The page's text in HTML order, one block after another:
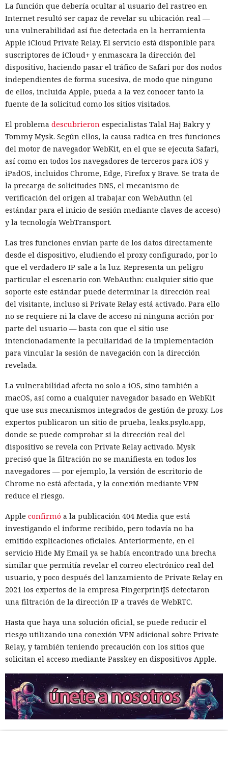
La función que debería ocultar al usuario del rastreo en
Internet resultó ser capaz de revelar su ubicación real —
una vulnerabilidad así fue detectada en la herramienta
Apple iCloud Private Relay. El servicio está disponible para
suscriptores de iCloud+ y enmascara la dirección del
dispositivo, haciendo pasar el tráfico de Safari por dos nodos
independientes de forma sucesiva, de modo que ninguno
de ellos, incluida Apple, pueda a la vez conocer tanto la
fuente de la solicitud como los sitios visitados.
El problema descubrieron especialistas Talal Haj Bakry y
Tommy Mysk. Según ellos, la causa radica en tres funciones
del motor de navegador WebKit, en el que se ejecuta Safari,
así como en todos los navegadores de terceros para iOS y
iPadOS, incluidos Chrome, Edge, Firefox y Brave. Se trata de
la precarga de solicitudes DNS, el mecanismo de
verificación del origen al trabajar con WebAuthn (el
estándar para el inicio de sesión mediante claves de acceso)
y la tecnología WebTransport.
Las tres funciones envían parte de los datos directamente
desde el dispositivo, eludiendo el proxy configurado, por lo
que el verdadero IP sale a la luz. Representa un peligro
particular el escenario con WebAuthn: cualquier sitio que
soporte este estándar puede determinar la dirección real
del visitante, incluso si Private Relay está activado. Para ello
no se requiere ni la clave de acceso ni ninguna acción por
parte del usuario — basta con que el sitio use
intencionadamente la peculiaridad de la implementación
para vincular la sesión de navegación con la dirección
revelada.
La vulnerabilidad afecta no solo a iOS, sino también a
macOS, así como a cualquier navegador basado en WebKit
que use sus mecanismos integrados de gestión de proxy. Los
expertos publicaron un sitio de prueba, leaks.psylo.app,
donde se puede comprobar si la dirección real del
dispositivo se revela con Private Relay activado. Mysk
precisó que la filtración no se manifiesta en todos los
navegadores — por ejemplo, la versión de escritorio de
Chrome no está afectada, y la conexión mediante VPN
reduce el riesgo.
Apple confirmó a la publicación 404 Media que está
investigando el informe recibido, pero todavía no ha
emitido explicaciones oficiales. Anteriormente, en el
servicio Hide My Email ya se había encontrado una brecha
similar que permitía revelar el correo electrónico real del
usuario, y poco después del lanzamiento de Private Relay en
2021 los expertos de la empresa FingerprintJS detectaron
una filtración de la dirección IP a través de WebRTC.
Hasta que haya una solución oficial, se puede reducir el
riesgo utilizando una conexión VPN adicional sobre Private
Relay, y también teniendo precaución con los sitios que
solicitan el acceso mediante Passkey en dispositivos Apple.